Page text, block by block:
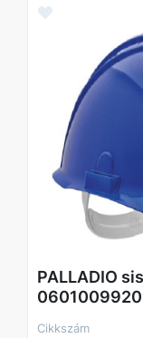
PALLADIO
Cikkszám